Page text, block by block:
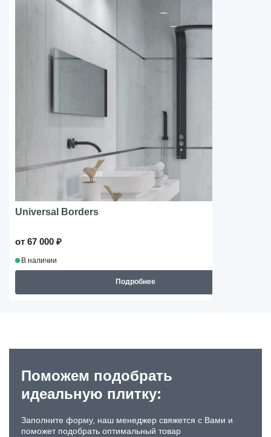
Universal Borders
от 67 000 ₽
В наличии
Подробнее
Поможем подобрать
идеальную плитку:
Заполните форму, наш менеджер свяжется с Вами и
поможет подобрать оптимальный товар